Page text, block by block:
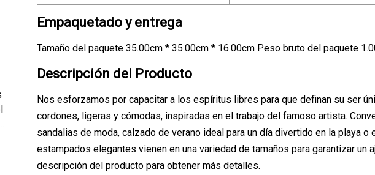
Empaquetado y entrega
Tamaño del paquete 35.00cm * 35.00cm * 16.00cm Peso bruto del paquete
Descripción del Producto
Nos esforzamos por capacitar a los espíritus libres para que definan su ser
cordones, ligeras y cómodas, inspiradas en el trabajo del famoso artista.
sandalias de moda, calzado de verano ideal para un día divertido en la playa
estampados elegantes vienen en una variedad de tamaños para garantizar
descripción del producto para obtener más detalles.